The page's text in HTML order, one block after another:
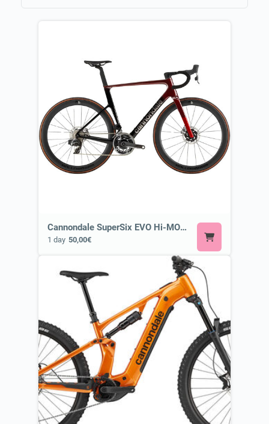
Cannondale SuperSix EVO Hi-MOD 1 ⭐ Most Exclusive Cannondale Bike
1 day 50,00€